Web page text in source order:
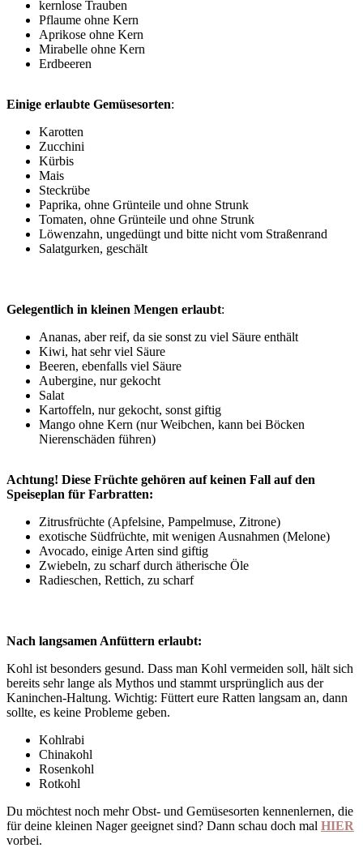
kernlose Trauben
Pflaume ohne Kern
Aprikose ohne Kern
Mirabelle ohne Kern
Erdbeeren
Einige erlaubte Gemüsesorten:
Karotten
Zucchini
Kürbis
Mais
Steckrübe
Paprika, ohne Grünteile und ohne Strunk
Tomaten, ohne Grünteile und ohne Strunk
Löwenzahn, ungedüngt und bitte nicht vom Straßenrand
Salatgurken, geschält
Gelegentlich in kleinen Mengen erlaubt:
Ananas, aber reif, da sie sonst zu viel Säure enthält
Kiwi, hat sehr viel Säure
Beeren, ebenfalls viel Säure
Aubergine, nur gekocht
Salat
Kartoffeln, nur gekocht, sonst giftig
Mango ohne Kern (nur Weibchen, kann bei Böcken
Nierenschäden führen)
Achtung! Diese Früchte gehören auf keinen Fall auf den
Speiseplan für Farbratten:
Zitrusfrüchte (Apfelsine, Pampelmuse, Zitrone)
exotische Südfrüchte, mit wenigen Ausnahmen (Melone)
Avocado, einige Arten sind giftig
Zwiebeln, zu scharf durch ätherische Öle
Radieschen, Rettich, zu scharf
Nach langsamen Anfüttern erlaubt:
Kohl ist besonders gesund. Dass man Kohl vermeiden soll, hält sich
bereits sehr lange als Mythos und stammt ursprünglich aus der
Kaninchen-Haltung. Wichtig: Füttert eure Ratten langsam an, dann
sollte, es keine Probleme geben.
Kohlrabi
Chinakohl
Rosenkohl
Rotkohl
Du möchtest noch mehr Obst- und Gemüsesorten kennenlernen, die
für deine kleinen Nager geeignet sind? Dann schau doch mal HIER
vorbei.